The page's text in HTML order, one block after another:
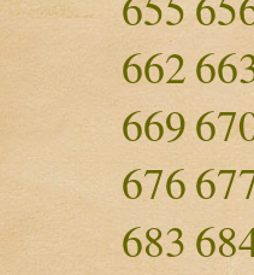
662
669
676
683